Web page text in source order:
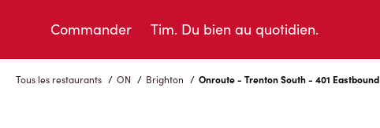
Commander Tim. Du bien au quotidien.
Tous les restaurants / ON / Brighton / Onroute - Trenton South - 401 Eastbound